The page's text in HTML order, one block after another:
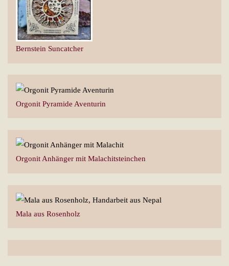
Bernstein Suncatcher
Orgonit Pyramide Aventurin
Orgonit Anhänger mit Malachitsteinchen
Mala aus Rosenholz